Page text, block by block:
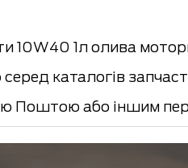
10W40 1л олива
каталогів
Поштою або іншим